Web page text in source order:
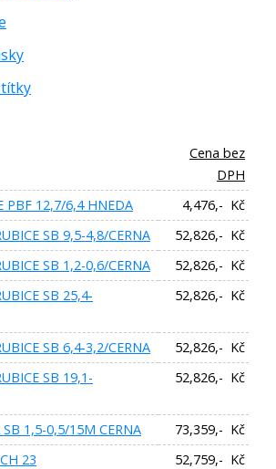
Cena bez
DPH
PBF 12,7/6,4 HNEDA
4,476,- Kč
SB 9,5-4,8/CERNA
52,826,- Kč
SB 1,2-0,6/CERNA
52,826,- Kč
SB 25,4-
52,826,- Kč
SB 6,4-3,2/CERNA
52,826,- Kč
SB 19,1-
52,826,- Kč
SB 1,5-0,5/15M CERNA
73,359,- Kč
23
52,759,- Kč